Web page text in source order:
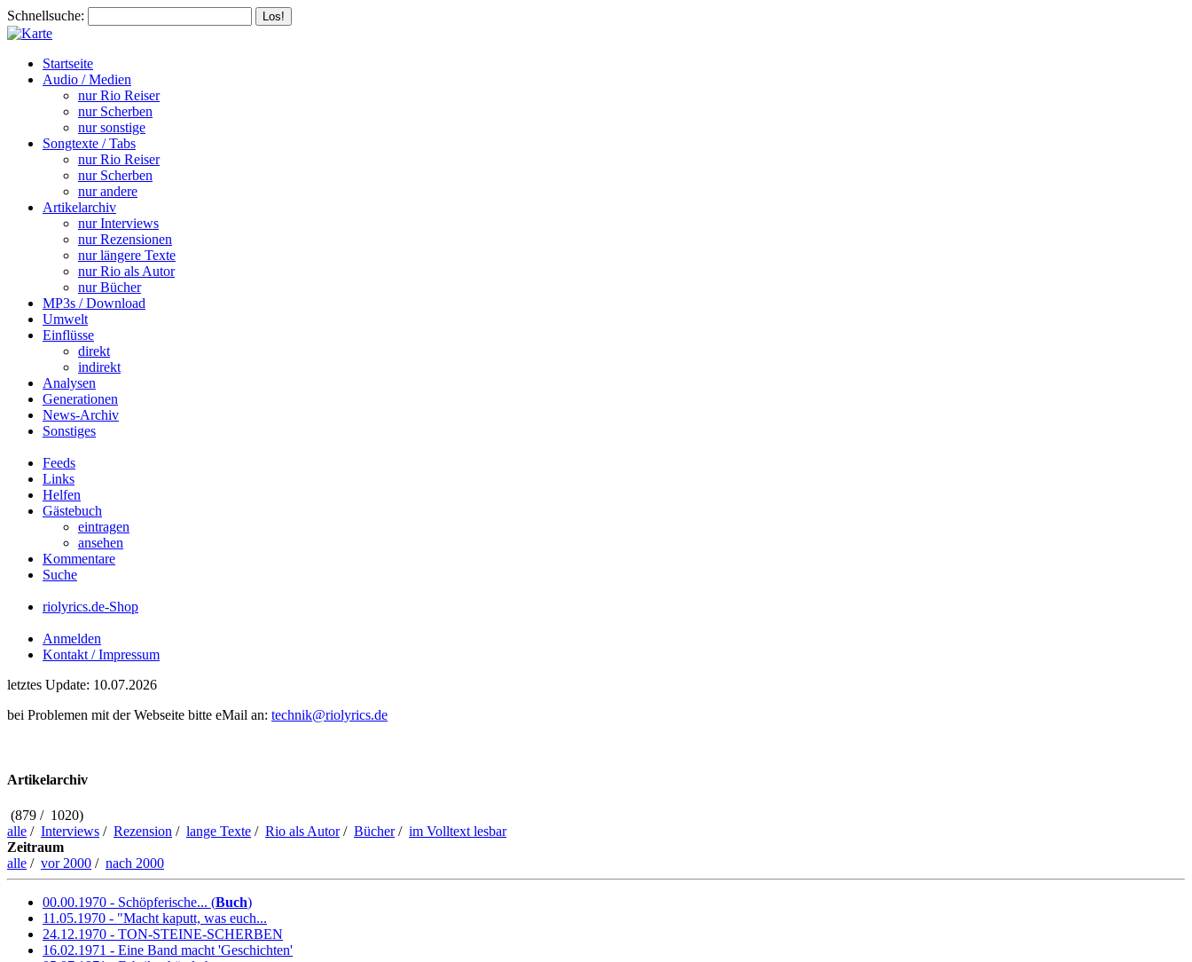
Schnellsuche:
Startseite
Audio / Medien
nur Rio Reiser
nur Scherben
nur sonstige
Songtexte / Tabs
nur Rio Reiser
nur Scherben
nur andere
Artikelarchiv
nur Interviews
nur Rezensionen
nur längere Texte
nur Rio als Autor
nur Bücher
MP3s / Download
Umwelt
Einflüsse
direkt
indirekt
Analysen
Generationen
News-Archiv
Sonstiges
Feeds
Links
Helfen
Gästebuch
eintragen
ansehen
Kommentare
Suche
riolyrics.de-Shop
Anmelden
Kontakt / Impressum
letztes Update: 10.07.2026
bei Problemen mit der Webseite bitte eMail an: technik@riolyrics.de
Artikelarchiv
(879 / 1020)
alle / Interviews / Rezension / lange Texte / Rio als Autor/ Bücher/ im Volltext lesbar
Zeitraum
alle / vor 2000 / nach 2000
00.00.1970 - Schöpferische... (Buch)
11.05.1970 - "Macht kaputt, was euch...
24.12.1970 - TON-STEINE-SCHERBEN
16.02.1971 - Eine Band macht 'Geschichten'